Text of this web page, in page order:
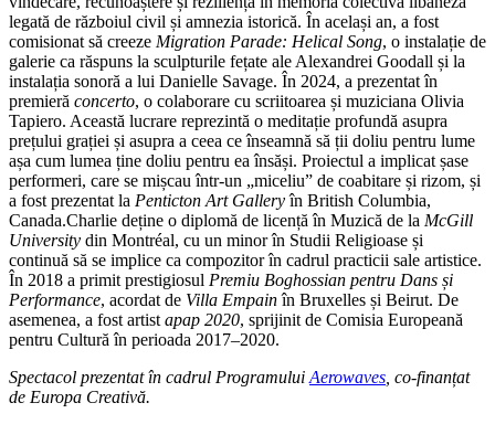
legată de războiul civil și amnezia istorică. În același an, a fost
comisionat să creeze Migration Parade: Helical Song, o instalație de
galerie ca răspuns la sculpturile fețate ale Alexandrei Goodall și la
instalația sonoră a lui Danielle Savage. În 2024, a prezentat în
premieră concerto, o colaborare cu scriitoarea și muziciana Olivia
Tapiero. Această lucrare reprezintă o meditație profundă asupra
prețului grației și asupra a ceea ce înseamnă să ții doliu pentru lume
așa cum lumea ține doliu pentru ea însăși. Proiectul a implicat șase
performeri, care se mișcau într-un „miceliu” de coabitare și rizom, și
a fost prezentat la Penticton Art Galleryîn British Columbia,
Canada.Charlie deține o diplomă de licență în Muzică de la McGill
University din Montréal, cu un minor în Studii Religioase și
continuă să se implice ca compozitor în cadrul practicii sale artistice.
În 2018 a primit prestigiosul Premiu Boghossian pentru Dans și
Performance, acordat de Villa Empainîn Bruxelles și Beirut. De
asemenea, a fost artist apap 2020, sprijinit de Comisia Europeană
pentru Cultură în perioada 2017–2020.
Spectacol prezentat în cadrul Programului Aerowaves , co-finanțat
de Europa Creativă.